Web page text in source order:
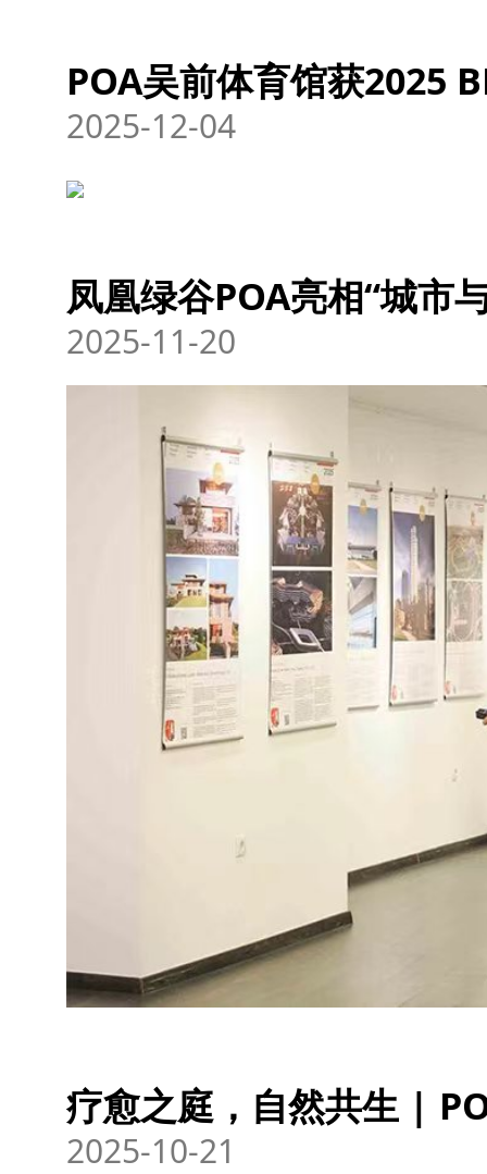
POA吴前体育馆获2025
2025-12-04
凤凰绿谷POA亮相“城市
2025-11-20
疗愈之庭，自然共生 |
2025-10-21